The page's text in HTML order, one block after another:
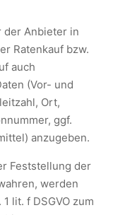
der Anbieter in
Ratenkauf bzw.
auch
(Vor- und
Ort,
ggf.
anzugeben.
Feststellung der
werden
lit. f DSGVO zum